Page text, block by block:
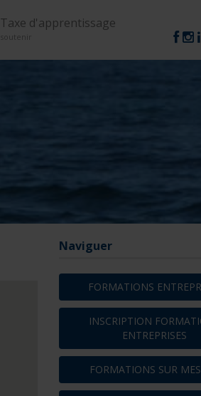
Taxe d'apprentissage
soutenir
Naviguer
FORMATIONS
INSCRIPTION
ENTREPRISES
FORMATIONS SUR